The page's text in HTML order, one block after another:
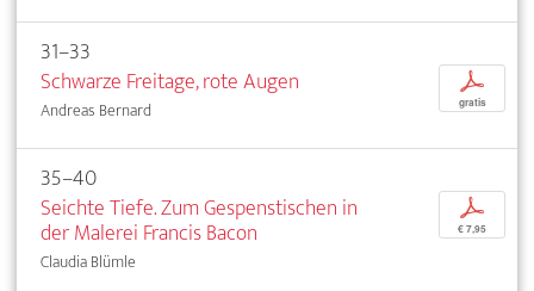
31–33
Schwarze Freitage, rote Augen
Andreas Bernard
p
gratis
35–40
Seichte Tiefe. Zum Gespenstischen in
der Malerei Francis Bacon
Claudia Blümle
p
€ 7,95